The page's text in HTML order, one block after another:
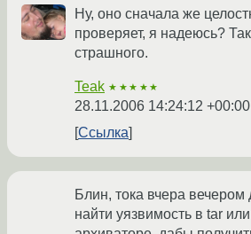
Ну, оно сначала же
проверяет, я надеюсь?
страшного.
Teak ★★★★★
28.11.2006 14:24:12 +00:00
Ссылка
Блин, тока вчера
найти уязвимость в tar